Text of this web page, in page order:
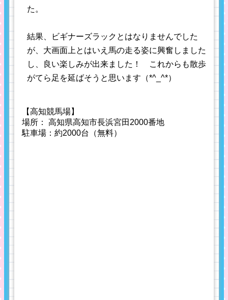
た。
結果、ビギナーズラックとはなりませんでした
が、大画面上とはいえ馬の走る姿に興奮しました
し、良い楽しみが出来ました！ これからも散歩
がてら足を延ばそうと思います（*^_^*）
【高知競馬場】
場所： 高知県高知市長浜宮田2000番地
駐車場：約2000台（無料）